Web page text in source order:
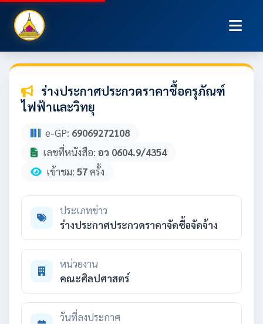
ร่างประกาศประกวดราคาซื้อครุภัณฑ์
ไฟฟ้าและวิทยุ
e-GP: 69069272108
เลขที่หนังสือ: อว 0604.9/4354
เข้าชม: 57ครั้ง
ประเภทข่าว
ร่างประกาศประกวดราคาจัดซื้อจัดจ้าง
หน่วยงาน
คณะศิลปศาสตร์
วันที่ลงประกาศ